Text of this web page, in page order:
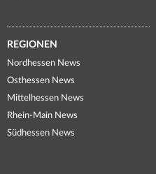
REGIONEN
Nordhessen News
Osthessen News
Mittelhessen News
Rhein-Main News
Südhessen News